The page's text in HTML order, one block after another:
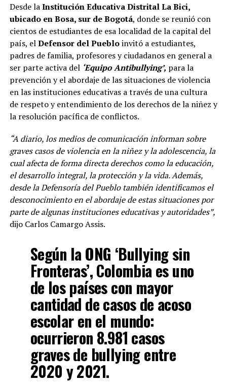
Desde laInstitución Educativa Distrital La Bici,
ubicado en Bosa, sur de Bogotá, donde se reunió con
cientos de estudiantes de esa localidad de la capital del
país, elDefensor del Puebloinvitó a estudiantes,
padres de familia, profesores y ciudadanos en general a
ser parte activa del ‘Equipo Antibullying’, para la
prevención y el abordaje de las situaciones de violencia
en las instituciones educativas a través de una cultura
de respeto y entendimiento de los derechos de la niñez y
la resolución pacífica de conflictos.
“A diario, los medios de comunicación informan sobre
graves casos de violencia en la niñez y la adolescencia, la
cual afecta de forma directa derechos como la educación,
el desarrollo integral, la protección y la vida. Además,
desde la Defensoría del Pueblo también identificamos el
desconocimiento en el abordaje de estas situaciones por
parte de algunas instituciones educativas y autoridades”,
dijo Carlos Camargo Assis.
Según la ONG ‘Bullying sin
Fronteras’, Colombia es uno
de los países con mayor
cantidad de casos de acoso
escolar en el mundo:
ocurrieron 8.981 casos
graves de bullying entre
2020 y 2021.